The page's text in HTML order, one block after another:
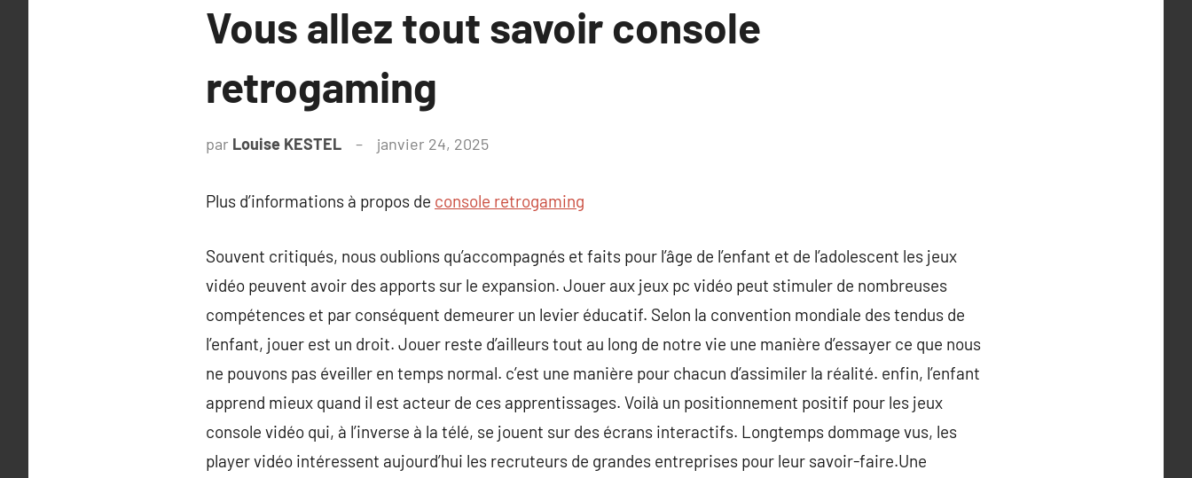
Vous allez tout savoir console
retrogaming
par Louise KESTEL janvier 24, 2025
Plus d’informations à propos de console retrogaming
Souvent critiqués, nous oublions qu’accompagnés et faits pour l’âge de l’enfant et de l’adolescent les jeux
vidéo peuvent avoir des apports sur le expansion. Jouer aux jeux pc vidéo peut stimuler de nombreuses
compétences et par conséquent demeurer un levier éducatif. Selon la convention mondiale des tendus de
l’enfant, jouer est un droit. Jouer reste d’ailleurs tout au long de notre vie une manière d’essayer ce que nous
ne pouvons pas éveiller en temps normal. c’est une manière pour chacun d’assimiler la réalité. enfin, l’enfant
apprend mieux quand il est acteur de ces apprentissages. Voilà un positionnement positif pour les jeux
console vidéo qui, à l’inverse à la télé, se jouent sur des écrans interactifs. Longtemps dommage vus, les
player vidéo intéressent aujourd’hui les recruteurs de grandes entreprises pour leur savoir-faire.Une